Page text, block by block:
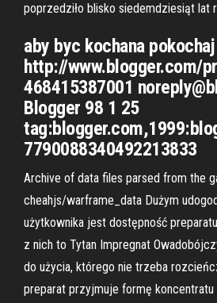
poprzedziło blisko siedemdziesiąt lat
aby byc kochana
http://www.blogger.com/
468415387001
Blogger 98 1 25
7790088340492213833
Archive of data files parsed from the
cheahjs/warframe_data Dużym
użytkownika jest dostępność
z nich to Tytan Impregnat
do użycia, którego nie trzeba
preparat przyjmuje formę